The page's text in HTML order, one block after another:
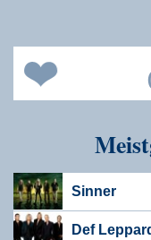
Sinner
Def